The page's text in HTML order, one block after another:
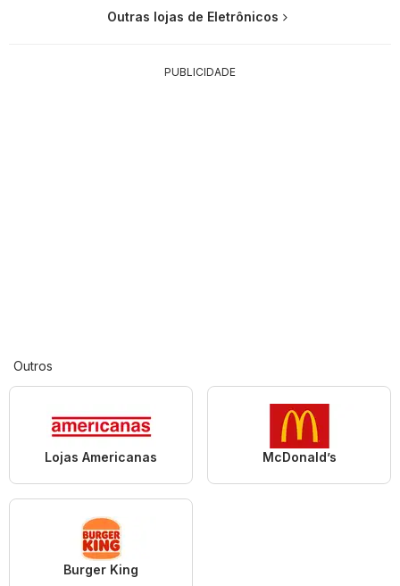
Outras lojas de Eletrônicos
PUBLICIDADE
Outros
Lojas Americanas McDonald’s
Burger King